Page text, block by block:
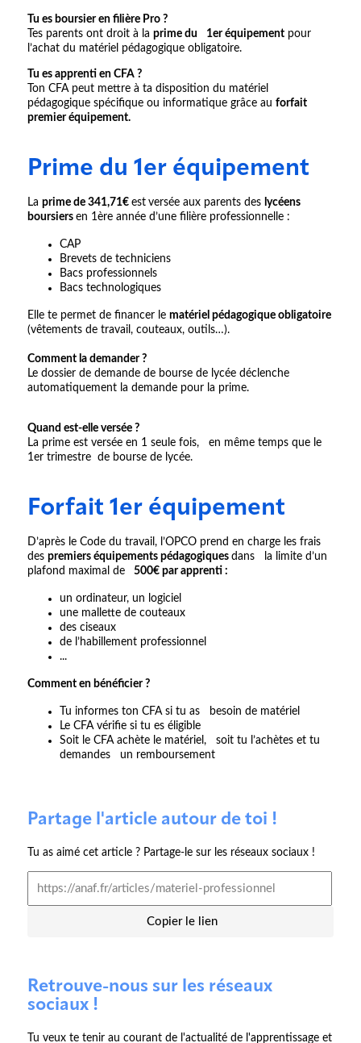
Tu es boursier en filière Pro ?
Tes parents ont droit à la prime du 1er équipementpour
l’achat du matériel pédagogique obligatoire.
Tu es apprenti en CFA ?
Ton CFA peut mettre à ta disposition du matériel
pédagogique spécifique ou informatique grâce au forfait
premier équipement.
Prime du 1er équipement
La prime de 341,71€ est versée aux parents des lycéens
boursiers en 1ère année d’une filière professionnelle :
CAP
Brevets de techniciens
Bacs professionnels
Bacs technologiques
Elle te permet de financer le matériel pédagogique obligatoire
(vêtements de travail, couteaux, outils…).
Comment la demander ?
Le dossier de demande de bourse de lycée déclenche
automatiquement la demande pour la prime.
Quand est-elle versée ?
La prime est versée en 1 seule fois, en même temps que le
1er trimestre de bourse de lycée.
Forfait 1er équipement
D’après le Code du travail, l’OPCO prend en charge les frais
des premiers équipements pédagogiques dans la limite d’un
plafond maximal de500€ par apprenti :
un ordinateur, un logiciel
une mallette de couteaux
des ciseaux
de l’habillement professionnel
...
Comment en bénéficier ?
Tu informes ton CFA si tu as besoin de matériel
Le CFA vérifie si tu es éligible
Soit le CFA achète le matériel, soit tu l’achètes et tu
demandes un remboursement
Partage l'article autour de toi !
Tu as aimé cet article ? Partage-le sur les réseaux sociaux !
Copier le lien
Retrouve-nous sur les réseaux
sociaux !
Tu veux te tenir au courant de l'actualité de l'apprentissage et